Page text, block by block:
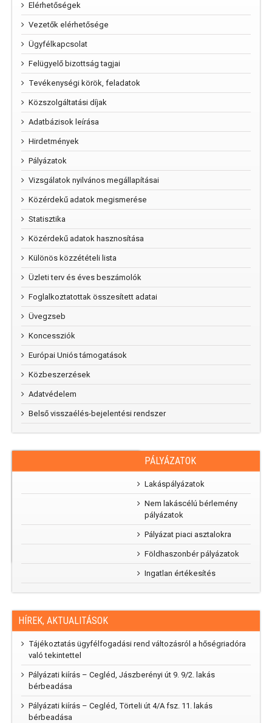
Elérhetőségek
Vezetők elérhetősége
Ügyfélkapcsolat
Felügyelő bizottság tagjai
Tevékenységi körök, feladatok
Közszolgáltatási díjak
Adatbázisok leírása
Hirdetmények
Pályázatok
Vizsgálatok nyilvános megállapításai
Közérdekű adatok megismerése
Statisztika
Közérdekű adatok hasznosítása
Különös közzétételi lista
Üzleti terv és éves beszámolók
Foglalkoztatottak összesített adatai
Üvegzseb
Koncessziók
Európai Uniós támogatások
Közbeszerzések
Adatvédelem
Belső visszaélés-bejelentési rendszer
parkunk, mi
PÁLYÁZATOK
Lakáspályázatok
Nem lakáscélú bérlemény
pályázatok
Pályázat piaci asztalokra
Földhaszonbér pályázatok
Ingatlan értékesítés
HÍREK, AKTUALITÁSOK
Tájékoztatás ügyfélfogadási rend változásról a hőségriadóra
való tekintettel
Pályázati kiírás – Cegléd, Jászberényi út 9. 9/2. lakás
bérbeadása
Pályázati kiírás – Cegléd, Törteli út 4/A fsz. 11. lakás
bérbeadása